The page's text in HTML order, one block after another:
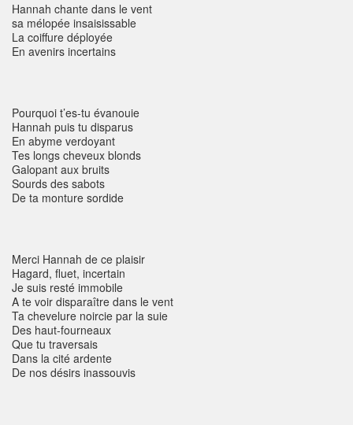
Hannah chante dans le vent
sa mélopée insaisissable
La coiffure déployée
En avenirs incertains
Pourquoi t’es-tu évanouie
Hannah puis tu disparus
En abyme verdoyant
Tes longs cheveux blonds
Galopant aux bruits
Sourds des sabots
De ta monture sordide
Merci Hannah de ce plaisir
Hagard, fluet, incertain
Je suis resté immobile
A te voir disparaître dans le vent
Ta chevelure noircie par la suie
Des haut-fourneaux
Que tu traversais
Dans la cité ardente
De nos désirs inassouvis